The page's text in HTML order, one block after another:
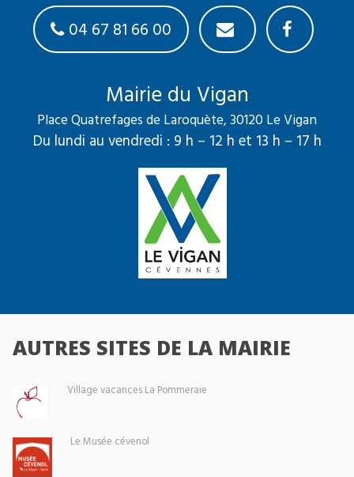
04 67 81 66 00
Mairie du Vigan
Place Quatrefages de Laroquète, 30120 Le Vigan
Du lundi au vendredi : 9 h – 12 h et 13 h – 17 h
AUTRES SITES DE LA MAIRIE
Village vacances La Pommeraie
Le Musée cévenol